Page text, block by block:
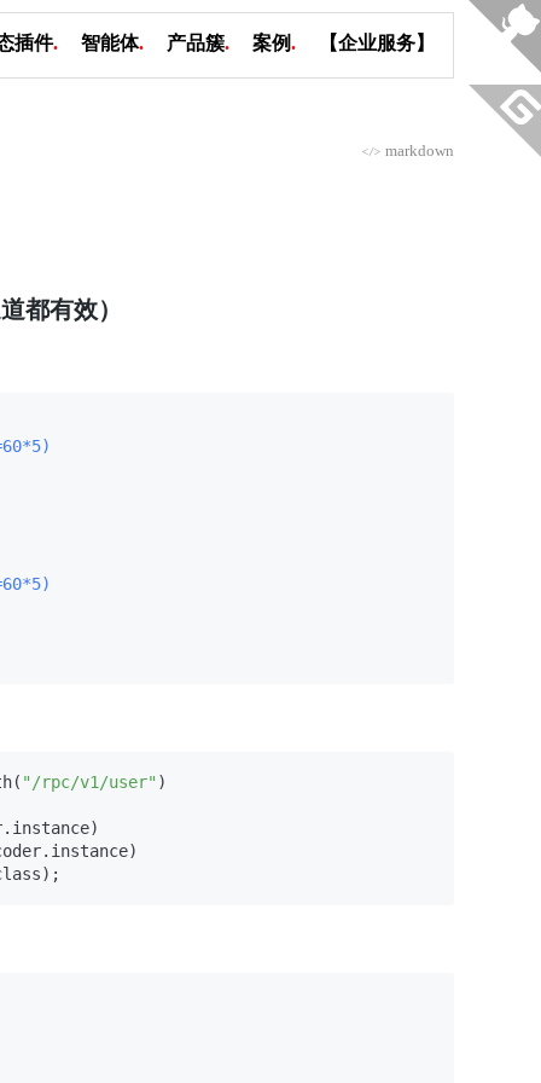
插件. 智能体. 产品簇. 案例. 【企业服务】
</> markdown
都有效）
"/rpc/v1/user" )